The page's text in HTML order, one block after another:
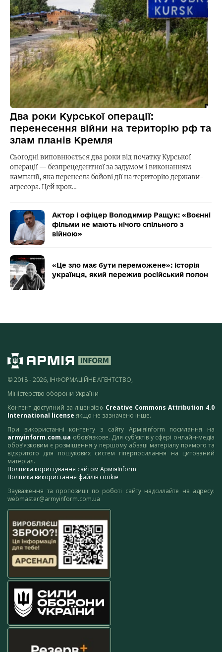
Два роки Курської операції:
перенесення війни на територію рф та
злам планів Кремля
Сьогодні виповнюється два роки від початку Курської
операції — безпрецедентної за задумом і виконанням
кампанії, яка перенесла бойові дії на територію держави-
агресора. Цей крок…
Актор і офіцер Володимир Ращук: «Воєнні
фільми не мають нічого спільного з
війною»
«Це зло має бути переможене»: історія
українця, який пережив російський полон
© 2018 - 2026, ІНФОРМАЦІЙНЕ АГЕНТСТВО,
Міністерство оборони України
Контент доступний за ліцензією Creative Commons Attribution 4.0
International license якщо не зазначено інше.
При використанні контенту з сайту АрміяInform посилання на
armyinform.com.ua обов’язкове. Для суб’єктів у сфері онлайн-медіа
обов’язковим є розміщення у першому абзаці матеріалу прямого та
відкритого для пошукових систем гіперпосилання на цитований
матеріал.
Політика користування сайтом АрміяInform
Політика використання файлів cookie
Зауваження та пропозиції по роботі сайту надсилайте на адресу:
webmaster@armyinform.com.ua